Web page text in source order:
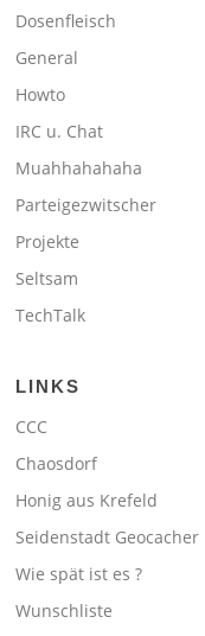
Dosenfleisch
General
Howto
IRC u. Chat
Muahhahahaha
Parteigezwitscher
Projekte
Seltsam
TechTalk
LINKS
CCC
Chaosdorf
Honig aus Krefeld
Seidenstadt Geocacher
Wie spät ist es ?
Wunschliste